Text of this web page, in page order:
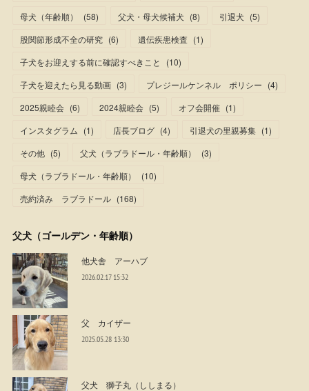
母犬（年齢順）
(58) 父犬・母犬候補犬 (8) 引退犬 (5)
股関節形成不全の研究 (6) 遺伝疾患検査 (1)
子犬をお迎えする前に確認すべきこと
(10)
子犬を迎えたら見る動画 (3) プレジールケンネル ポリシー (4)
2025親睦会 (6) 2024親睦会 (5) オフ会開催 (1)
インスタグラム (1) 店長ブログ (4) 引退犬の里親募集 (1)
その他 (5) 父犬（ラブラドール・年齢順） (3)
母犬（ラブラドール・年齢順）
(10)
売約済み ラブラドール (168)
父犬（ゴールデン・年齢順）
他犬舎 アーハブ
2026.02.17 15:32
父 カイザー
2025.05.28 13:30
父犬 獅子丸（ししまる）